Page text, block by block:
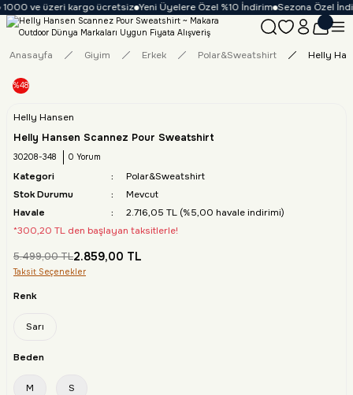
ve üzeri kargo ücretsiz Yeni Üyelere Özel %10 İndirim Sezona Özel
Anasayfa Giyim Erkek Polar&Sweatshirt Helly
%48
Helly Hansen
Helly Hansen Scannez Pour Sweatshirt
30208-348 0 Yorum
Kategori
Polar&Sweatshirt
Stok Durumu
Mevcut
Havale
2.716,05 TL (%5,00 havale indirimi)
*300,20 TL den başlayan taksitlerle!
5.499,00 TL2.859,00 TL
Taksit Seçenekler
Renk
Sarı
Beden
M S